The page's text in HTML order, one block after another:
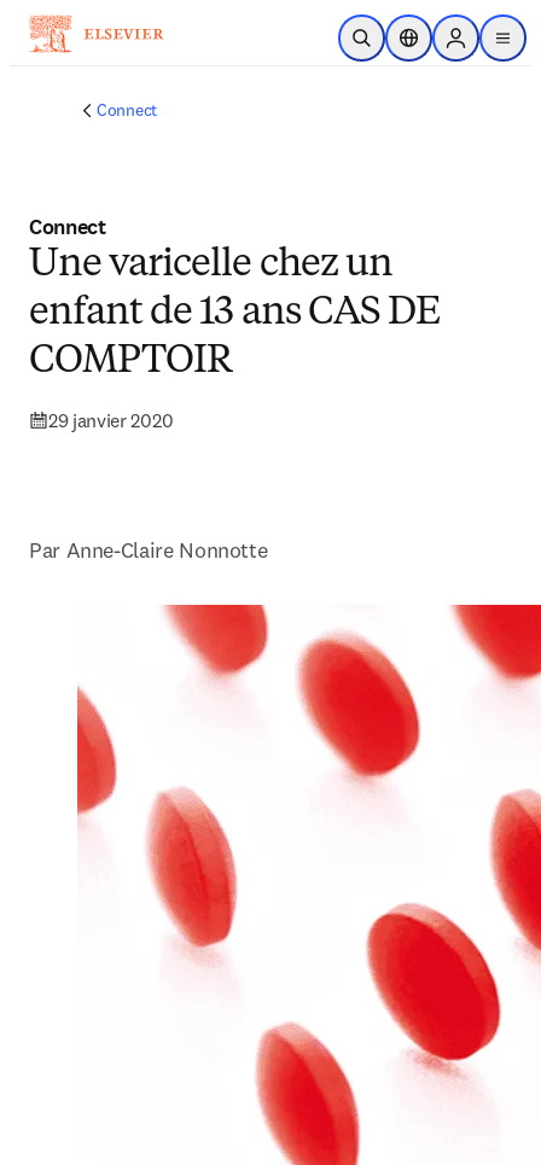
Passer au contenu principal
Ouvrir la recherche
Sélecteur de
Sign in to
menu
Connect
Connect
Une varicelle chez un
enfant de 13 ans CAS DE
COMPTOIR
29 janvier 2020
Par Anne-Claire Nonnotte